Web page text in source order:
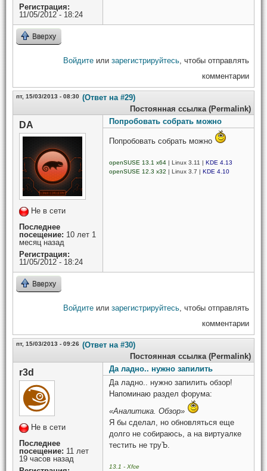
Регистрация:
11/05/2012 - 18:24
Вверху
Войдите или зарегистрируйтесь , чтобы отправлять
комментарии
пт, 15/03/2013 - 08:30 (Ответ на #29)
Постоянная ссылка (Permalink)
DA
Не в сети
Последнее
посещение: 10 лет 1
месяц назад
Регистрация:
11/05/2012 - 18:24
Попробовать собрать можно
Попробовать собрать можно
openSUSE 13.1 x64 | Linux 3.11 | KDE 4.13
openSUSE 12.3 x32 | Linux 3.7 | KDE 4.10
Вверху
Войдите или зарегистрируйтесь , чтобы отправлять
комментарии
пт, 15/03/2013 - 09:26 (Ответ на #30)
Постоянная ссылка (Permalink)
r3d
Не в сети
Последнее
посещение: 11 лет
19 часов назад
Да ладно.. нужно запилить
Да ладно.. нужно запилить обзор!
Напоминаю раздел форума:
«Аналитика. Обзор»
Я бы сделал, но обновляться еще
долго не собираюсь, а на виртуалке
тестить не труЪ.
13.1 - Xfce